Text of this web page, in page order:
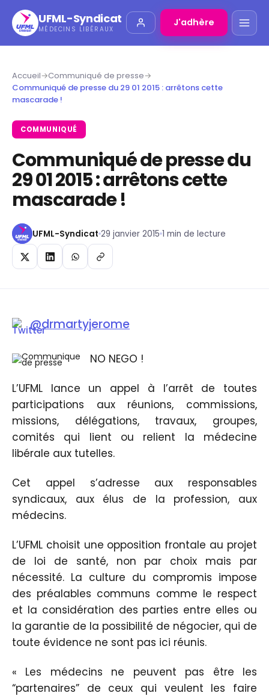
UFML-Syndicat
MÉDECINS LIBÉRAUX
J'adhère
Accueil→Communiqué de presse→
Communiqué de presse du 29 01 2015 : arrêtons cette
mascarade !
COMMUNIQUÉ
Communiqué de presse du
29 01 2015 : arrêtons cette
mascarade !
UFML-Syndicat 29 janvier 2015 1 min de lecture
@drmartyjerome
NO NEGO !
L’UFML lance un appel à l’arrêt de toutes
participations aux réunions, commissions,
missions, délégations, travaux, groupes,
comités qui lient ou relient la médecine
libérale aux tutelles.
Cet appel s’adresse aux responsables
syndicaux, aux élus de la profession, aux
médecins.
L’UFML choisit une opposition frontale au projet
de loi de santé, non par choix mais par
nécessité. La culture du compromis impose
des préalables communs comme le respect
et la considération des parties entre elles ou
la garantie de la possibilité de négocier, qui de
toute évidence ne sont pas ici réunis.
« Les médecins ne peuvent pas être les
“partenaires” de ceux qui veulent les faire